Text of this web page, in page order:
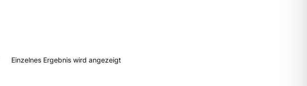
Einzelnes Ergebnis wird angezeigt